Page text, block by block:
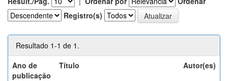
Registro(s)
Resultado 1-1 de 1.
Ano de
publicação
Título Autor(es)